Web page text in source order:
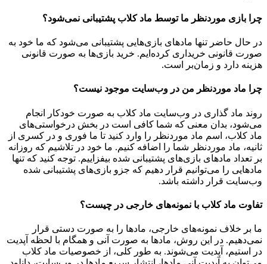
چرا بازی موردنظر ما توسط ماد کلاب پشتیبانی نمی‌شود؟
در حال حاضر تنها مادهای بازی‌هایی پشتیبانی می‌شود که ما خود به
صورت قانونی خریداری کرده‌ایم. خرید بازی‌ها به صورت قانونی
هزینه دارد و زمان‌بر است.
چرا ماد موردنظر من در وب‌سایت موجود نیست؟
روند ماد گذاری در وب‌سایت ماد کلاب به صورت خودکار انجام
می‌شود، بدان معنی که شما کافی است در بخش درخواستی‌های
ماد کلاب، اسم ماد موردنظر را وارد کنید تا ما فوری و در کسری از
ثانیه، ماد موردنظر شما را اضافه کنیم. ما خود در تلاشیم که روزانه
بر تعداد مادهای بازی‌های پشتیبانی شده بیفزاییم. توجه کنید که تنها
مادهایی را می‌توانیم قرار دهیم که جزو بازی‌های پشتیبانی شده
وب‌سایت قرار داشته باشد.
تفاوت ماد کلاب با نمونه‌های خارجی در چیست؟
ما بر خلاف نمونه‌های خارجی، مادها را به صورت دستی قرار
نمی‌دهیم. در این روش، مادها به صورت آنی و همگام با لحظه آپدیت
در استیم، آپدیت می‌شوند. به طور کلی، از خصوصیات ماد کلاب